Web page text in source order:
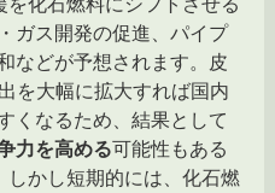
ガス開発の促進、パイプ
などが予想されます。皮
を大幅に拡大すれば国内
くなるため、結果として
力を高める可能性もある
しかし短期的には、化石燃